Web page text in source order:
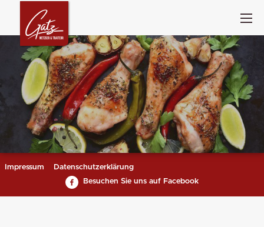
Impressum
Datenschutzerklärung
Besuchen Sie uns auf Facebook